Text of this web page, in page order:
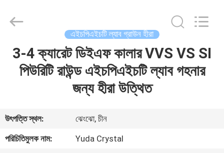
বাড়ি
আমাদের
সম্পর্কে
Crystal
Co.,Ltd.
Reserved.
এইচপিএইচটি ল্যাব গ্রাউন হীরা
3-4 ক্যারেট ডিইএফ কালার VVS VS SI
পিউরিটি রাউন্ড এইচপিএইচটি ল্যাব গহনার
জন্য হীরা উত্থিত
উৎপত্তি স্থল:
ঝেংঝো, চীন
পরিচিতিমুলক নাম:
Yuda Crystal